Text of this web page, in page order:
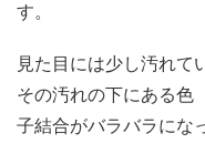
す。
見た目には少し汚れて
その汚れの下にある色
子結合がバラバラにな